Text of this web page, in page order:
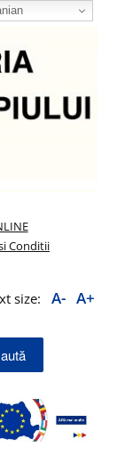
Conditii
size: A- A+